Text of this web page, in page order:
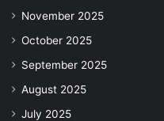
November 2025
October 2025
September 2025
August 2025
July 2025